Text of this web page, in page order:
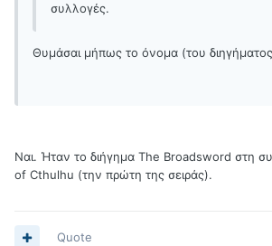
συλλογές.
Θυμάσαι μήπως το όνομα (του
Ναι. Ήταν το διήγημα The Broadsword στη
of Cthulhu (την πρώτη της σειράς).
Quote